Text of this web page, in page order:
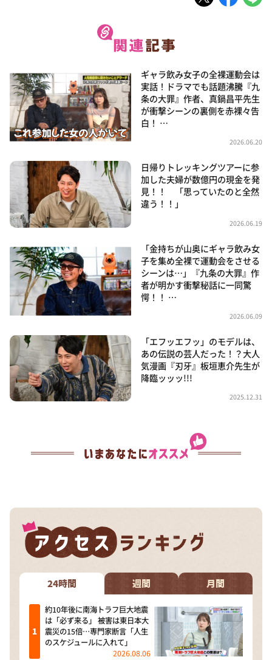
ギャラ飲み女子の全裸運動会は
実話！ドラマでも話題沸騰『九
条の大罪』作者、真鍋昌平先生
が衝撃シーンの裏側を赤裸々告
白！ …
2026.06.20
日帰りトレッキングツアーに参
加した夫婦が数億円の現金を発
見！！ 「思っていたのと全然
違う！！」
2026.06.19
「金持ちが山奥にギャラ飲み女
子を集め全裸で運動会をさせる
シーンは…」『九条の大罪』作
者が明かす衝撃秘話に一同驚
愕！！ …
2026.06.09
「エフッエフッ」のモデルは、
あの伝説の芸人だった！？大人
気漫画『刃牙』板垣恵介先生が
降臨ッッッ!!!
2025.12.31
24時間 週間 月間
約10年後に南海トラフ巨大地震
は「必ず来る」 被害は東日本大
震災の15倍…専門家断言「人生
のスケジュールに入れて」
2026.08.06